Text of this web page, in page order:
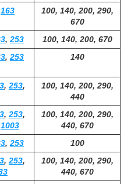
163
100, 140, 200, 290,
670
,253
100, 140, 200, 670
,253 140
,253,
100, 140, 200, 290,
440
,253,
1003
100, 140, 200, 290,
440, 670
,253
100
,253,
100, 140, 200, 290,
440, 670